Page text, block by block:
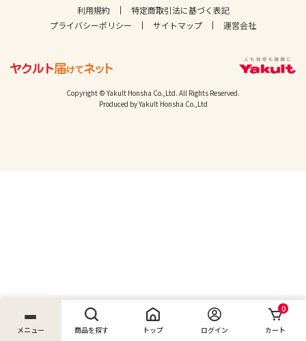
メニュー 商品を探す トップ ログイン
0
カート
利用規約
特定商取引法に基づく表記
プライバシーポリシー
サイトマップ 運営会社
Copyright © Yakult Honsha Co.,Ltd. All Rights Reserved.
Produced by Yakult Honsha Co.,Ltd